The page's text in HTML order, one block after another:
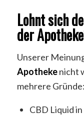
Lohnt sich
der
Unserer
Apothekenicht
mehrere Gründe:
CBD Liquid